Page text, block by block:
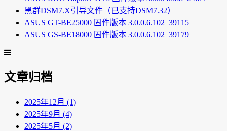
黑群DSM7.X引导文件（已支持DSM7.32）
ASUS GT-BE25000 固件版本 3.0.0.6.102_39115
ASUS GS-BE18000 固件版本 3.0.0.6.102_39179
文章归档
2025年12月 (1)
2025年9月 (4)
2025年5月 (2)